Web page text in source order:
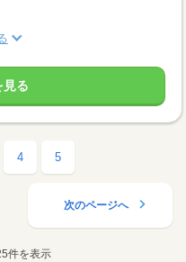
見る
4 5
次のページへ
件を表示